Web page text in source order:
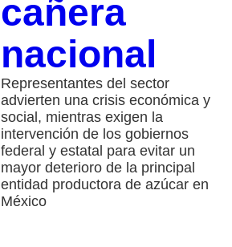
cañera
nacional
Representantes del sector
advierten una crisis económica y
social, mientras exigen la
intervención de los gobiernos
federal y estatal para evitar un
mayor deterioro de la principal
entidad productora de azúcar en
México